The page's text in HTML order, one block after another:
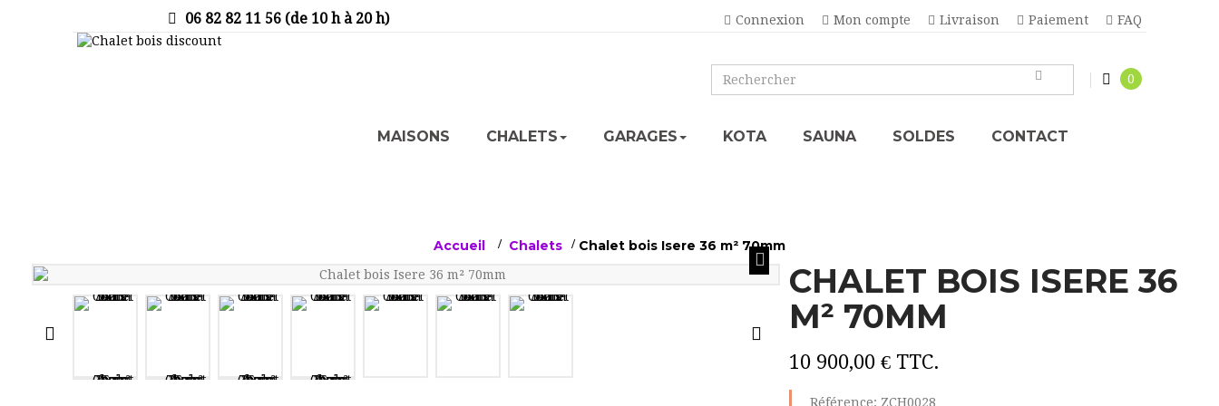
Connexion Mon compte Livraison Paiement FAQ
06 82 82 11 56 (de 10 h à 20 h)
MAISONS CHALETS GARAGES KOTA SAUNA SOLDES CONTACT
0
Accueil > Chalets > Chalet bois Isere 36 m² 70mm
CHALET BOIS ISERE 36
M² 70MM
10 900,00 €TTC.
Référence: ZCH0028